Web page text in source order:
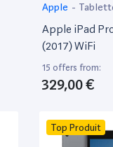
Apple -
Apple iPad
(2017) WiFi
15 offers from:
329,00 €
Top Produit